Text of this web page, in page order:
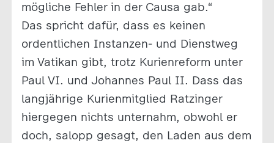
mögliche Fehler in der Causa gab.“
Das spricht dafür, dass es keinen
ordentlichen Instanzen- und Dienstweg
im Vatikan gibt, trotz Kurienreform unter
Paul VI. und Johannes Paul II. Dass das
langjährige Kurienmitglied Ratzinger
hiergegen nichts unternahm, obwohl er
doch, salopp gesagt, den Laden aus dem